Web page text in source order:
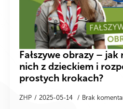
Fałszywe obrazy –
nich z dzieckiem i
prostych krokach?
ZHP 2025-05-14 Brak